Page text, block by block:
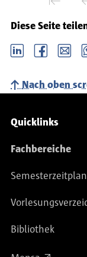
Diese Seite
LinkedIn Facebook email
Nach oben
Service-Navigation
Quicklinks
Fachbereiche
Bibliothek